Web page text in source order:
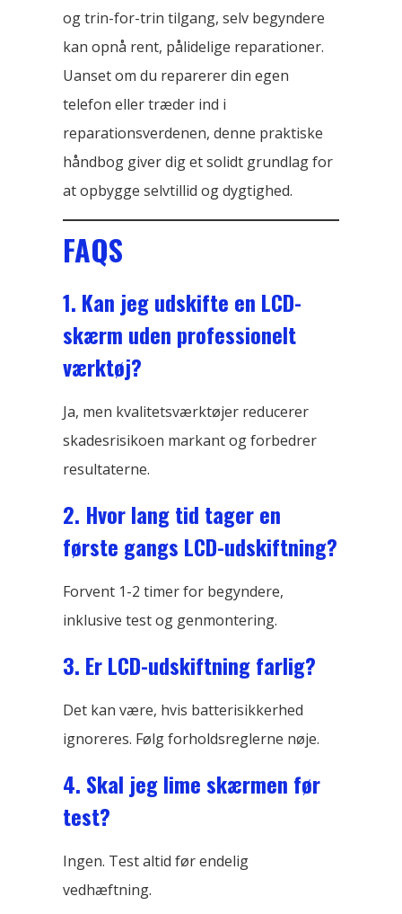
og trin-for-trin tilgang, selv begyndere
kan opnå rent, pålidelige reparationer.
Uanset om du reparerer din egen
telefon eller træder ind i
reparationsverdenen, denne praktiske
håndbog giver dig et solidt grundlag for
at opbygge selvtillid og dygtighed.
FAQS
1. Kan jeg udskifte en LCD-
skærm uden professionelt
værktøj?
Ja, men kvalitetsværktøjer reducerer
skadesrisikoen markant og forbedrer
resultaterne.
2. Hvor lang tid tager en
første gangs LCD-udskiftning?
Forvent 1-2 timer for begyndere,
inklusive test og genmontering.
3. Er LCD-udskiftning farlig?
Det kan være, hvis batterisikkerhed
ignoreres. Følg forholdsreglerne nøje.
4. Skal jeg lime skærmen før
test?
Ingen. Test altid før endelig
vedhæftning.